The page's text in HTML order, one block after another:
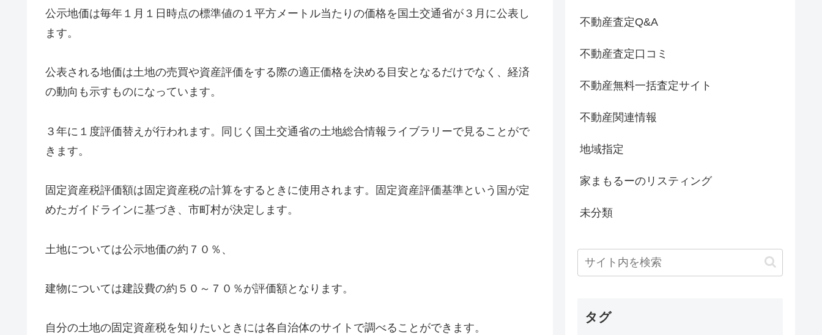
公示地価は毎年１月１日時点の標準値の１平方メートル当たりの価格を国土交通省が３月に公表し
ます。
公表される地価は土地の売買や資産評価をする際の適正価格を決める目安となるだけでなく、経済
の動向も示すものになっています。
３年に１度評価替えが行われます。同じく国土交通省の土地総合情報ライブラリーで見ることがで
きます。
固定資産税評価額は固定資産税の計算をするときに使用されます。固定資産評価基準という国が定
めたガイドラインに基づき、市町村が決定します。
土地については公示地価の約７０％、
建物については建設費の約５０～７０％が評価額となります。
自分の土地の固定資産税を知りたいときには各自治体のサイトで調べることができます。
不動産査定Q&A
不動産査定口コミ
不動産無料一括査定サイト
不動産関連情報
地域指定
家まもるーのリスティング
未分類
タグ